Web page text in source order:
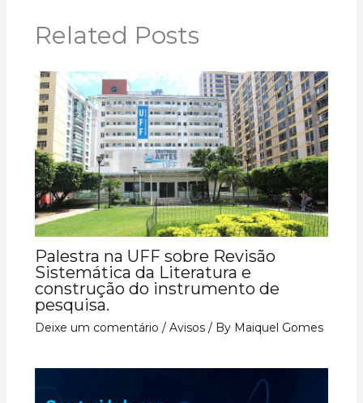
Related Posts
Palestra na UFF sobre Revisão
Sistemática da Literatura e
construção do instrumento de
pesquisa.
Deixe um comentário / Avisos/ By Maiquel Gomes